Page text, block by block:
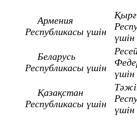
Армения
Республикасы үшін
үшін
Беларусь
Республикасы үшін
үшін
Қазақстан
Республикасы үшін
үшін